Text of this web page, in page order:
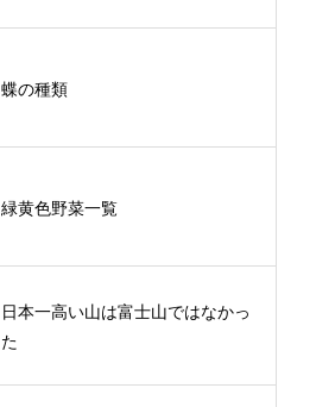
蝶の種類
緑黄色野菜一覧
日本一高い山は富士山ではなかっ
た